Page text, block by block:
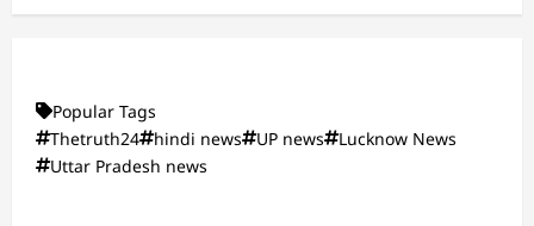
Popular Tags
Thetruth24
hindi news UP news
Lucknow News
Uttar Pradesh news